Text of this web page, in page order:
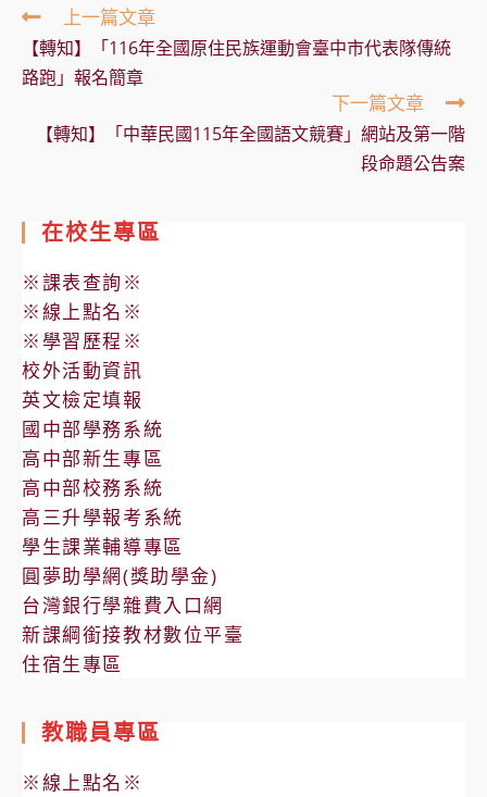
Read
more
articles
上一篇文章
【轉知】「116年全國原住民族運動會臺中市代表隊傳統
路跑」報名簡章
下一篇文章
【轉知】「中華民國115年全國語文競賽」網站及第一階
段命題公告案
在校生專區
※課表查詢※
※線上點名※
※學習歷程※
校外活動資訊
英文檢定填報
國中部學務系統
高中部新生專區
高中部校務系統
高三升學報考系統
學生課業輔導專區
圓夢助學網(獎助學金)
台灣銀行學雜費入口網
新課綱銜接教材數位平臺
住宿生專區
教職員專區
※線上點名※